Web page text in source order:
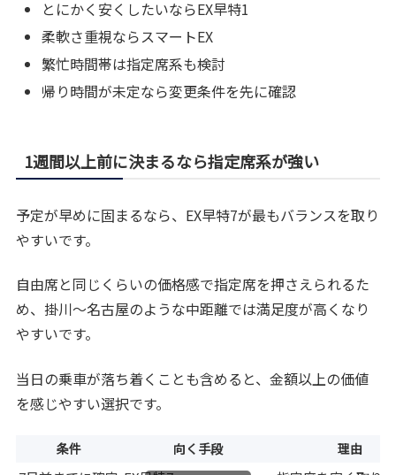
とにかく安くしたいならEX早特1
柔軟さ重視ならスマートEX
繁忙時間帯は指定席系も検討
帰り時間が未定なら変更条件を先に確認
1週間以上前に決まるなら指定席系が強い
予定が早めに固まるなら、EX早特7が最もバランスを取り
やすいです。
自由席と同じくらいの価格感で指定席を押さえられるた
め、掛川〜名古屋のような中距離では満足度が高くなり
やすいです。
当日の乗車が落ち着くことも含めると、金額以上の価値
を感じやすい選択です。
条件 向く手段 理由